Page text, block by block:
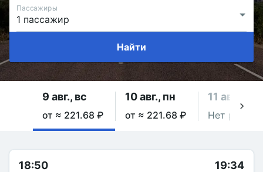
Пассажиры
Найти
9 авг., вс
от ≈ 221.68 ₽
10 авг., пн
от ≈ 221.68 ₽
11 авг., вт
Нет рейсов
18:50 19:34